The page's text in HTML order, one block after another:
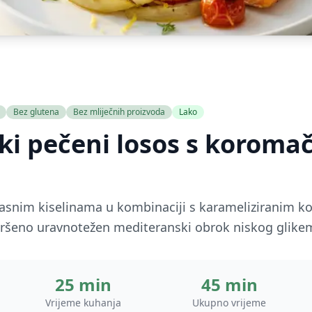
Bez glutena Bez mliječnih proizvoda Lako
pečeni losos s
kiselinama u kombinaciji s karameliziranim
uravnotežen mediteranski obrok niskog
25 min
Vrijeme kuhanja
45 min
Ukupno vrijeme